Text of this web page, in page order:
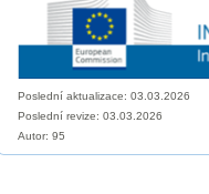
Poslední aktualizace: 03.03.2026
Poslední revize: 03.03.2026
Autor: 95